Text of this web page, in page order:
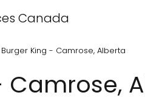
Canada
Burger King - Camrose, Alberta
Camrose,